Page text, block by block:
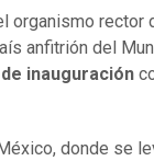
organismo rector
anfitrión del
inauguración
donde se